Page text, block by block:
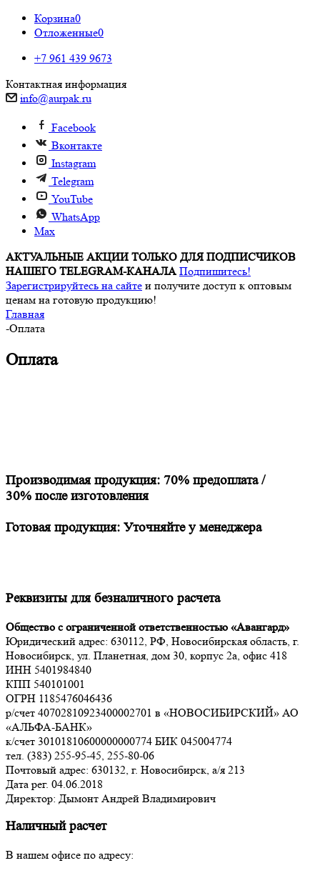
Корзина0
Отложенные0
+7 961 439 9673
Контактная информация
info@aurpak.ru
Facebook
Вконтакте
Instagram
Telegram
YouTube
WhatsApp
Max
АКТУАЛЬНЫЕ АКЦИИ ТОЛЬКО ДЛЯ ПОДПИСЧИКОВ
НАШЕГО TELEGRAM-КАНАЛА Подпишитесь!
Зарегистрируйтесь на сайте и получите доступ к оптовым
ценам на готовую продукцию!
Главная
-Оплата
Оплата
Производимая продукция: 70% предоплата/
30% после изготовления
Готовая продукция: Уточняйте у менеджера
Реквизиты для безналичного расчета
Общество с ограниченной ответственностью «Авангард»
Юридический адрес: 630112, РФ, Новосибирская область, г.
Новосибирск, ул. Планетная, дом 30, корпус 2а, офис 418
ИНН 5401984840
КПП 540101001
ОГРН 1185476046436
р/счет 40702810923400002701 в «НОВОСИБИРСКИЙ» АО
«АЛЬФА-БАНК»
к/счет 30101810600000000774 БИК 045004774
тел. (383) 255-95-45, 255-80-06
Почтовый адрес: 630132, г. Новосибирск, а/я 213
Дата рег. 04.06.2018
Директор: Дымонт Андрей Владимирович
Наличный расчет
В нашем офисе по адресу: